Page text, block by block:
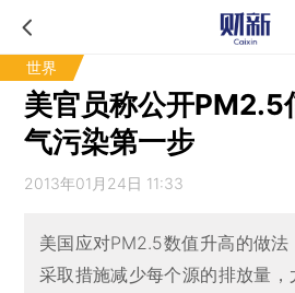
世界
美官员称公开PM2.5
气污染第一步
2013年01月24日 11:33
美国应对PM2.5数值升高的做法
采取措施减少每个源的排放量